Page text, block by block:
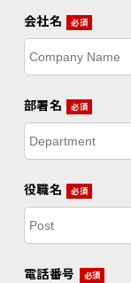
会社名 必須
部署名 必須
役職名 必須
電話番号 必須